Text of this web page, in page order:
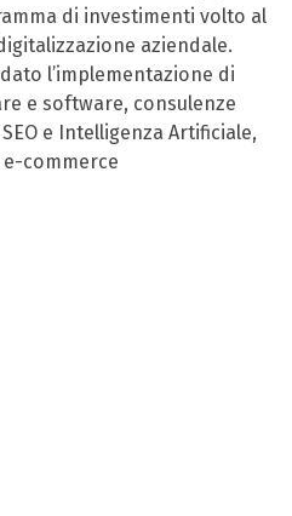
di investimenti volto al
aziendale.
l’implementazione di
e software, consulenze
e Intelligenza Artificiale,
commerce